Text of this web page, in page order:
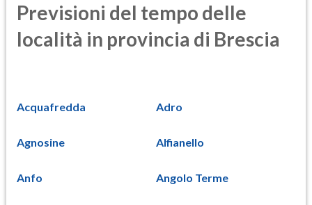
Previsioni del tempo delle
località in provincia di Brescia
Acquafredda Adro
Agnosine Alfianello
Anfo Angolo Terme